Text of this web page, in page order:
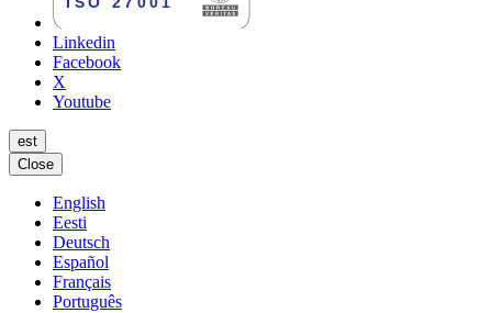
Linkedin
Facebook
X
Youtube
est
Close
English
Eesti
Deutsch
Español
Français
Português